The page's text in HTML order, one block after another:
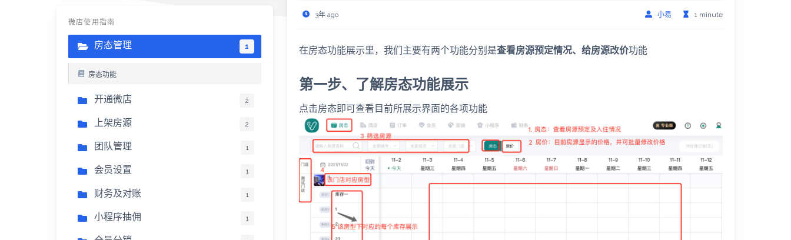
微店使用指南
房态管理 1
房态功能
开通微店 2
上架房源 2
团队管理 1
会员设置 1
财务及对账 1
小程序抽佣 1
3年 ago 小易 1 minute
在房态功能展示里，我们主要有两个功能分别是查看房源预定情况、给房源改价功能
第一步、了解房态功能展示
点击房态即可查看目前所展示界面的各项功能